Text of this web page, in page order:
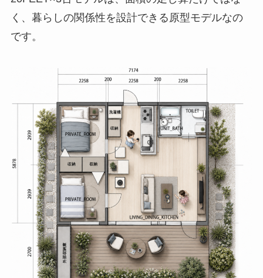
く、暮らしの関係性を設計できる原型モデルなの
です。